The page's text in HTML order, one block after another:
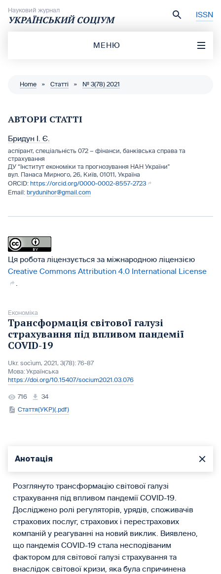
Науковий журнал
УКРАЇНСЬКИЙ СОЦІУМ ISSN
МЕНЮ
Home » Статті » № 3(78) 2021
АВТОРИ СТАТТІ
Бридун І. Є.
аспірант, спеціальність 072 – фінанси, банківська справа та
страхування
ДУ “Інститут економіки та прогнозування НАН України"
вул. Панаса Мирного, 26, Київ, 01011, Україна
https://orcid.org/0000-0002-8557-2723
brydunihor@gmail.com
Ця робота ліцензується за міжнародною ліцензією
Creative Commons Attribution 4.0 International License
Економіка
Трансформація світової галузі
страхування під впливом пандемії
СOVID-19
Ukr. socìum, 2021, 3(78): 76-87
Мова:Українська
https://doi.org/10.15407/socium2021.03.076
716
34
Стаття(УКР)(.pdf)
Анотація
Розглянуто трансформацію світової галузі
страхування під впливом пандемії СOVID-19.
Досліджено ролі регуляторів, урядів, споживачів
страхових послуг, страхових і перестрахових
компаній у реагуванні на новий виклик. Виявлено,
що пандемія СOVID-19 стала несподіваним
фактором для світової галузі страхування та
внаслідок світової кризи, яка була спричинена